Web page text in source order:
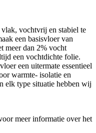
vochtvrij en stabiel te
een basisvloer van
meer dan 2% vocht
een vochtdichte folie.
een uitermate essentieel
warmte- isolatie en
elk type situatie hebben wij
meer informatie over het